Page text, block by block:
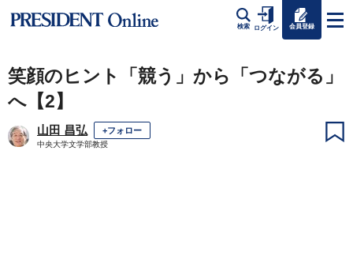
検索 ログイン 会員登録
笑顔のヒント「競う」から「つながる」
へ【2】
山田 昌弘 +フォロー
中央大学文学部教授